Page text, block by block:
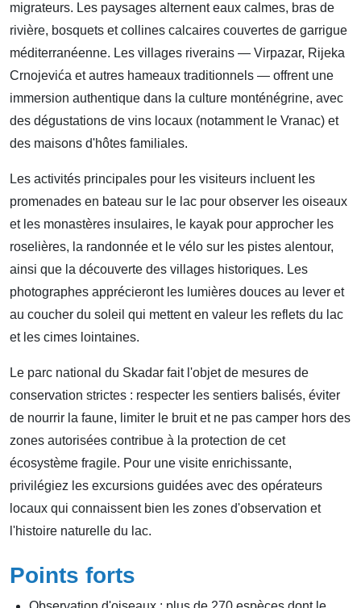
migrateurs. Les paysages alternent eaux calmes, bras de
rivière, bosquets et collines calcaires couvertes de garrigue
méditerranéenne. Les villages riverains — Virpazar, Rijeka
Crnojevića et autres hameaux traditionnels — offrent une
immersion authentique dans la culture monténégrine, avec
des dégustations de vins locaux (notamment le Vranac) et
des maisons d'hôtes familiales.
Les activités principales pour les visiteurs incluent les
promenades en bateau sur le lac pour observer les oiseaux
et les monastères insulaires, le kayak pour approcher les
roselières, la randonnée et le vélo sur les pistes alentour,
ainsi que la découverte des villages historiques. Les
photographes apprécieront les lumières douces au lever et
au coucher du soleil qui mettent en valeur les reflets du lac
et les cimes lointaines.
Le parc national du Skadar fait l'objet de mesures de
conservation strictes : respecter les sentiers balisés, éviter
de nourrir la faune, limiter le bruit et ne pas camper hors des
zones autorisées contribue à la protection de cet
écosystème fragile. Pour une visite enrichissante,
privilégiez les excursions guidées avec des opérateurs
locaux qui connaissent bien les zones d'observation et
l'histoire naturelle du lac.
Points forts